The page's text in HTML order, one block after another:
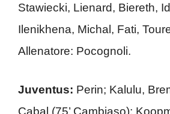
Stawiecki, Lienard, Biereth,
Ilenikhena, Michal, Fati,
Allenatore: Pocognoli.
Juventus: Perin; Kalulu,